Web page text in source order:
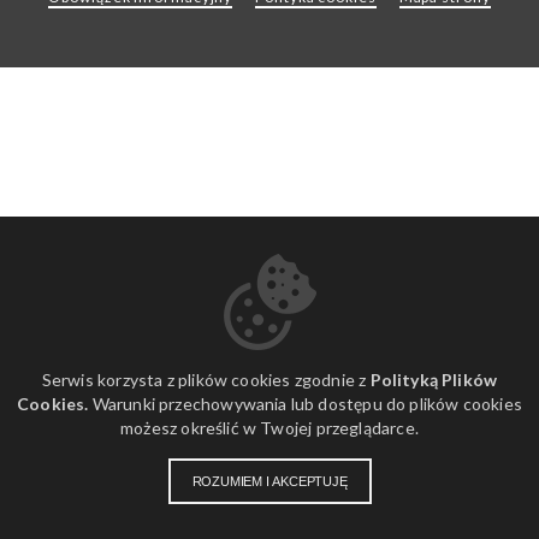
Serwis korzysta z plików cookies zgodnie z Polityką Plików
Cookies. Warunki przechowywania lub dostępu do plików cookies
możesz określić w Twojej przeglądarce.
ROZUMIEM I AKCEPTUJĘ